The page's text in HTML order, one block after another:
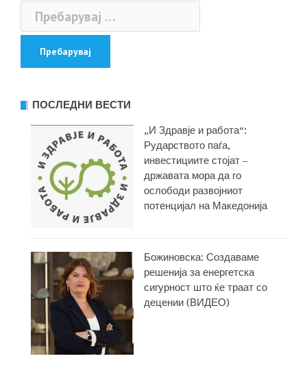
Пребарувај
за:
ПОСЛЕДНИ ВЕСТИ
„И Здравје и работа“:
Рударството паѓа,
инвестициите стојат –
државата мора да го
ослободи развојниот
потенцијал на Македонија
Божиновска: Создаваме
решенија за енергетска
сигурност што ќе траат со
децении (ВИДЕО)